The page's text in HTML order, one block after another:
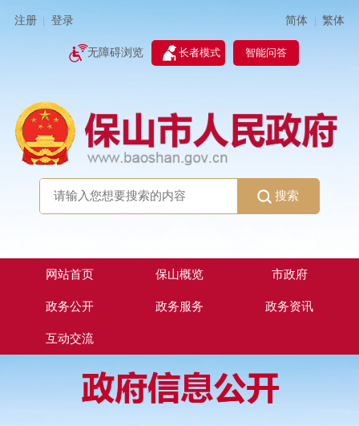
注册 登录 简体 | 繁体
无障碍浏览 长者模式 智能问答
搜索
网站首页 保山概览 市政府
政务公开 政务服务 政务资讯
互动交流